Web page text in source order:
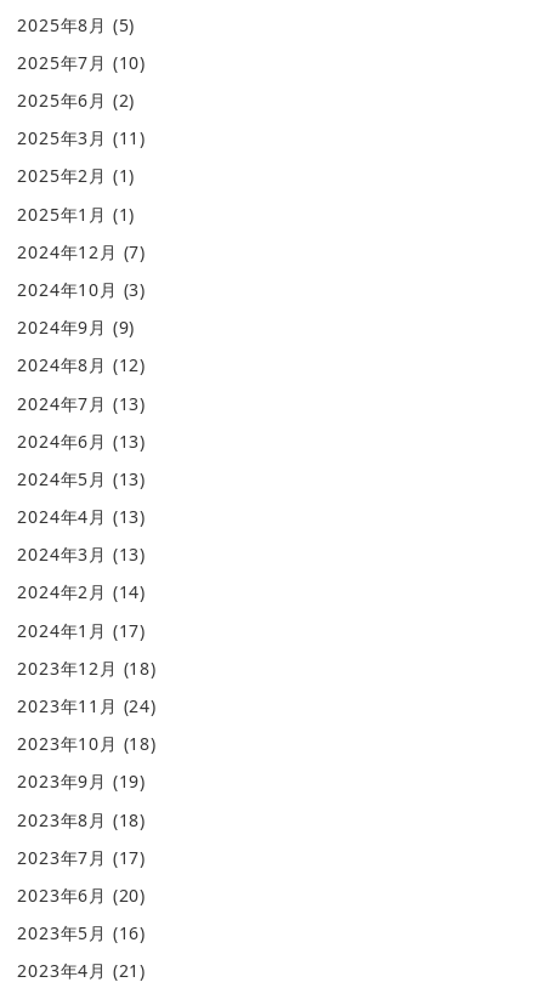
2025年8月 (5)
2025年7月 (10)
2025年6月 (2)
2025年3月 (11)
2025年2月 (1)
2025年1月 (1)
2024年12月 (7)
2024年10月 (3)
2024年9月 (9)
2024年8月 (12)
2024年7月 (13)
2024年6月 (13)
2024年5月 (13)
2024年4月 (13)
2024年3月 (13)
2024年2月 (14)
2024年1月 (17)
2023年12月 (18)
2023年11月 (24)
2023年10月 (18)
2023年9月 (19)
2023年8月 (18)
2023年7月 (17)
2023年6月 (20)
2023年5月 (16)
2023年4月 (21)